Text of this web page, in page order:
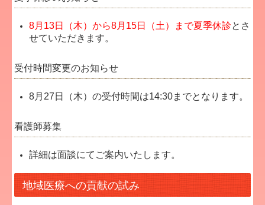
8月13日（木）から8月15日（土）まで夏季休診とさ
せていただきます。
受付時間変更のお知らせ
8月27日（木）の受付時間は14:30までとなります。
看護師募集
詳細は面談にてご案内いたします。
地域医療への貢献の試み